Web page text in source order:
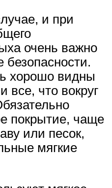
и при
очень важно
безопасности.
хорошо видны
все, что вокруг
покрытие, чаще
или песок,
мягкие